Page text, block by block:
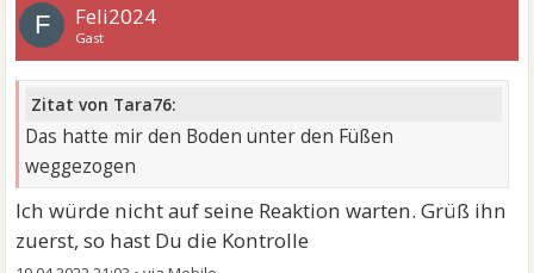
F Feli2024
Gast
Zitat von Tara76:
Das hatte mir den Boden unter den Füßen
weggezogen
Ich würde nicht auf seine Reaktion warten. Grüß ihn
zuerst, so hast Du die Kontrolle